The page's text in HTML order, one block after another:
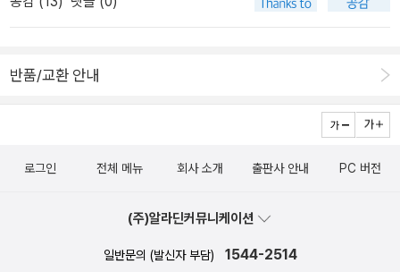
를 가진 사람이기에, 다소 중력에서 살짝 벗어난 붕 뜬 느낌을 전해준
다. 신화에 대한 책들은 많지만 압도적으로 그리스 로마 신화에 몰
나는 건 드물고도 반가운 일이다. 현대철학에서 여기저기를
을 발견하게 된다. 그러나 원전에 대한 접근은 쉽지 않기 때문에 뭔가
자들의 단편 선집>이나 <플라톤 철학과 헬라스 종교>와 같은 책
놓는 아카넷에서 나온 <소크라테스 이전 철학자들의 단편 선집>은
다. 단편이긴 하지만, 그리스 철학의 원초적인 풍경을 조금이나마 맛
반품/교환 안내
로그인 전체 메뉴 회사 소개 출판사 안내 PC 버전
(주)알라딘커뮤니케이션
일반문의 (발신자 부담) 1544-2514